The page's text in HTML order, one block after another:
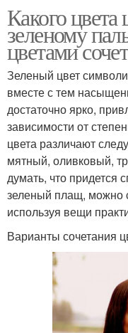
Какого
зеленому
цветами
Зеленый цвет
вместе с тем
достаточно ярко,
зависимости от
цвета различают
мятный, оливковый,
думать, что придется
зеленый плащ, можно
используя вещи
Варианты сочетания